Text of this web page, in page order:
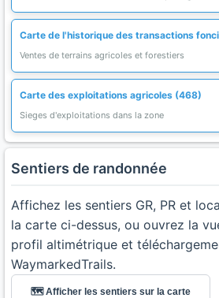
Carte de l'historique des transactions
Ventes de terrains agricoles et forestiers
Carte des exploitations agricoles (468)
Sieges d'exploitations dans la zone
Sentiers de randonnée
Affichez les sentiers GR, PR et
la carte ci-dessus, ou ouvrez la
profil altimétrique et
WaymarkedTrails.
🗺️ Afficher les sentiers sur la carte